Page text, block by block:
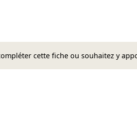
cette fiche ou souhaitez y
Facebook